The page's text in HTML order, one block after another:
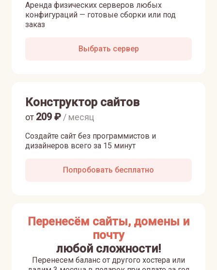
Аренда физических серверов любых
конфигураций — готовые сборки или под
заказ
Выбрать сервер
Конструктор сайтов
Создайте сайт без программистов и
дизайнеров всего за 15 минут
от 209₽ / месяц
Попробовать бесплатно
Перенесём сайты, домены и
почту
любой сложности!
Перенесем баланс от другого хостера или